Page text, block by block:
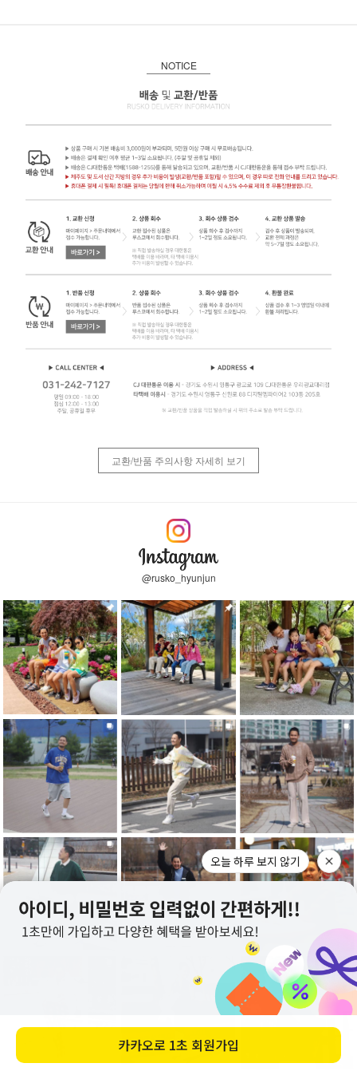
NOTICE
교환/반품 주의사항 자세히 보기
@rusko_hyunjun
오늘 하루 보지 않기
카카오로 1초 회원가입